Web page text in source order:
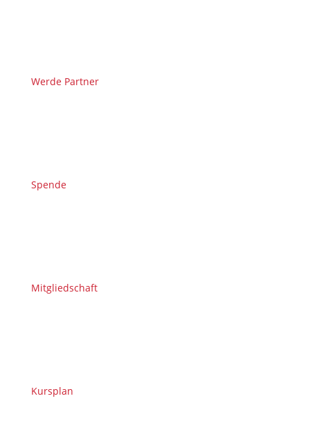
Werde Partner
Spende
Mitgliedschaft
Kursplan